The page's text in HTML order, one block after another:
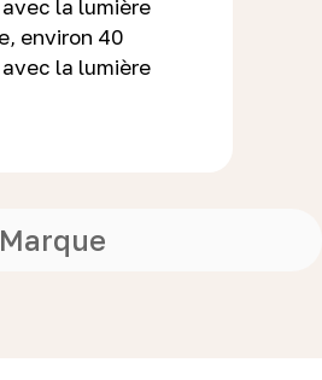
la lumière
environ 40
la lumière
Marque